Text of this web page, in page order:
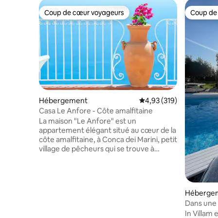
Coup de cœur voyageurs
Coup de cœur voyageurs
Hébergement Évaluation moyenne
4,93 (319)
Casa Le Anfore - Côte amalfitaine
La maison "Le Anfore" est un
appartement élégant situé au cœur de la
côte amalfitaine, à Conca dei Marini, petit
village de pêcheurs qui se trouve à
Coup
Coup
Dans
In Villam